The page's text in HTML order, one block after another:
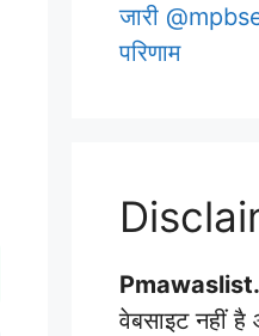
जारी
परिणाम
वेबसाइट नहीं